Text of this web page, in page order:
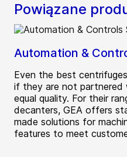
Powiązane
Automation &
Even the best
if they are not
equal quality. For their
decanters, GEA offers
made solutions for
features to meet